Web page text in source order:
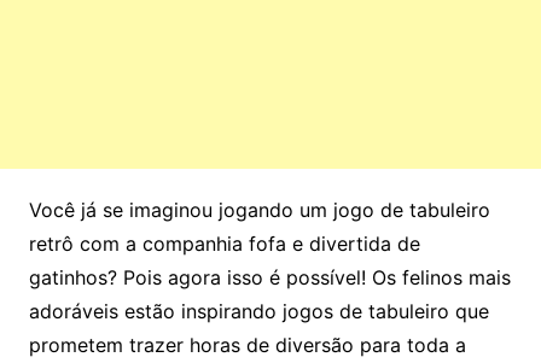
Você já se imaginou jogando um jogo de tabuleiro
retrô com a companhia fofa e divertida de
gatinhos? Pois agora isso é possível! Os felinos mais
adoráveis estão inspirando jogos de tabuleiro que
prometem trazer horas de diversão para toda a